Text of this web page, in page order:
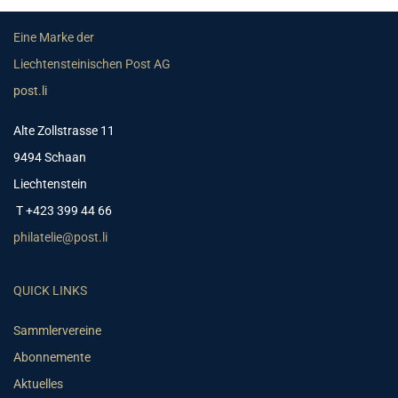
Eine Marke der
Liechtensteinischen Post AG
post.li
Alte Zollstrasse 11
9494 Schaan
Liechtenstein
T +423 399 44 66
philatelie@post.li
QUICK LINKS
Sammlervereine
Abonnemente
Aktuelles